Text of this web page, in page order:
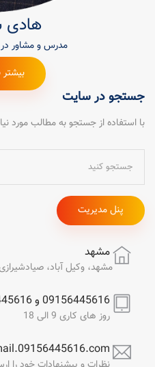
مدرس و مشاور
بیشتر
جستجو در سایت
با استفاده از جستجو به مطالب مورد
پنل مدیریت
مشهد
مشهد، وکیل آباد، صیادشیرازی 6، پلاک
روز های کاری 9 الی 18